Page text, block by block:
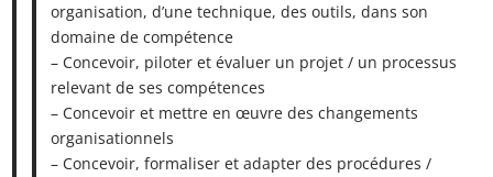
organisation, d’une technique, des outils, dans son
domaine de compétence
– Concevoir, piloter et évaluer un projet / un processus
relevant de ses compétences
– Concevoir et mettre en œuvre des changements
organisationnels
– Concevoir, formaliser et adapter des procédures /